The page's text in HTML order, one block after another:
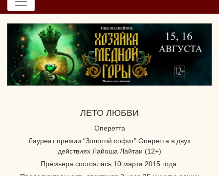
ЛЕТО ЛЮБВИ
Оперетта
Лауреат премии "Золотой софит" Оперетта в двух
действиях Лайоша Лайтаи (12+)
Премьера состоялась 10 марта 2015 года.